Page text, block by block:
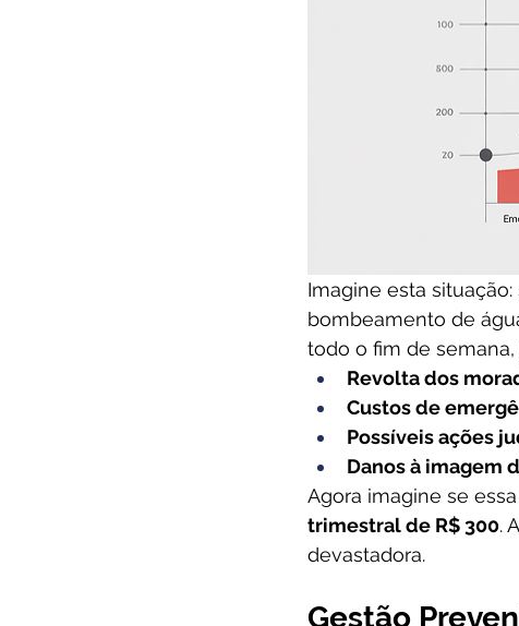
Imagine esta
bombeamento de
todo o fim de semana,
Revolta dos
Custos de
Possíveis ações
Danos à imagem
Agora imagine se
trimestral de R$ 300.
devastadora.
Gestão